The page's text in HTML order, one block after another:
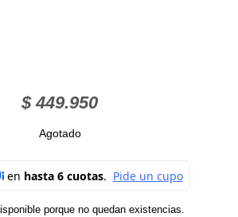
$449.950
Agotado
porque no quedan existencias.